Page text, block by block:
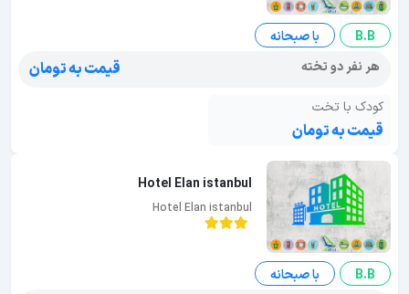
B.B
با صبحانه
هر نفر دو تخته
قیمت به تومان
کودک با تخت
قیمت به تومان
Hotel Elan istanbul
Hotel Elan istanbul
B.B
با صبحانه